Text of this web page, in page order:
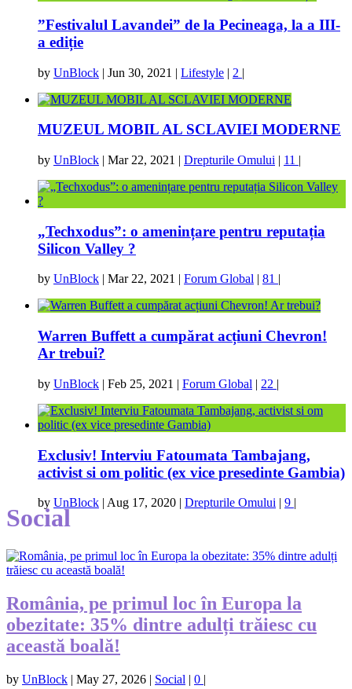
”Festivalul Lavandei” de la Pecineaga, la a III-
a ediție
by UnBlock | Jun 30, 2021 | Lifestyle | 2 |
MUZEUL MOBIL AL SCLAVIEI MODERNE
by UnBlock | Mar 22, 2021 | Drepturile Omului | 11 |
„Techxodus”: o amenințare pentru reputația
Silicon Valley ?
by UnBlock Mar 22, 2021 Forum Global 81
Warren Buffett a cumpărat acțiuni Chevron!
Ar trebui?
by UnBlock | Feb 25, 2021 | Forum Global | 22 |
Exclusiv! Interviu Fatoumata Tambajang,
activist si om politic (ex vice presedinte Gambia)
by UnBlock | Aug 17, 2020 | Drepturile Omului | 9 |
Social
România, pe primul loc în Europa la
obezitate: 35% dintre adulți trăiesc cu
această boală!
by UnBlock | May 27, 2026 | Social | 0 |